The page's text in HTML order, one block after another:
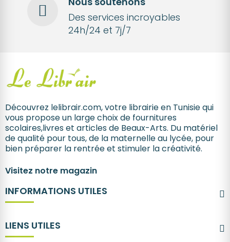
Des services incroyables
24h/24 et 7j/7
Découvrez lelibrair.com, votre librairie en Tunisie qui
vous propose un large choix de fournitures
scolaires,livres et articles de Beaux-Arts. Du matériel
de qualité pour tous, de la maternelle au lycée, pour
bien préparer la rentrée et stimuler la créativité.
Visitez notre magazin
INFORMATIONS UTILES
LIENS UTILES